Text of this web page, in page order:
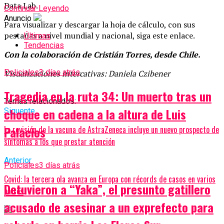
Data Lab.
Para visualizar y descargar la hoja de cálculo, con sus
pestañas a nivel mundial y nacional, siga este enlace.
Con la colaboración de Cristián Torres, desde Chile.
Visualizaciones intercativas: Daniela Czibener
Temas relacionados:
Siguente
La revisión de la vacuna de AstraZeneca incluye un nuevo prospecto de
síntomas a los que prestar atención
Anterior
Covid: la tercera ola avanza en Europa con récords de casos en varios
países
Continuar Leyendo
Anuncio
Últimas
Tendencias
Policiales3 días atrás
Tragedia en la ruta 34: Un muerto tras un
choque en cadena a la altura de Luis
Palacios
Policiales3 días atrás
Detuvieron a “Yaka”, el presunto gatillero
acusado de asesinar a un exprefecto para